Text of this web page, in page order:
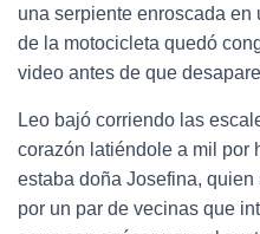
una serpiente enroscada en
de la motocicleta quedó
video antes de que
Leo bajó corriendo las
corazón latiéndole a mil por
estaba doña Josefina,
por un par de vecinas que